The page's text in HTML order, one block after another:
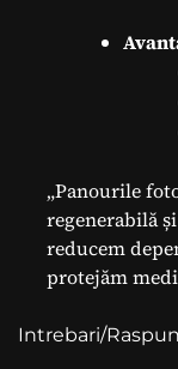
„Panourile
regenerabilă
reducem
protejăm
Intrebari/